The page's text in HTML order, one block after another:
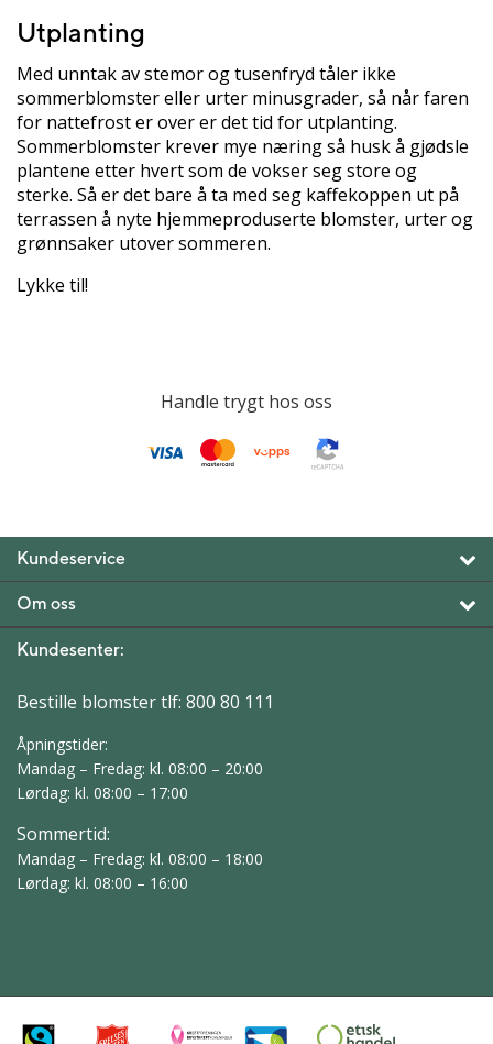
Utplanting
Med unntak av stemor og tusenfryd tåler ikke
sommerblomster eller urter minusgrader, så når faren
for nattefrost er over er det tid for utplanting.
Sommerblomster krever mye næring så husk å gjødsle
plantene etter hvert som de vokser seg store og
sterke. Så er det bare å ta med seg kaffekoppen ut på
terrassen å nyte hjemmeproduserte blomster, urter og
grønnsaker utover sommeren.
Lykke til!
Handle trygt hos oss
Kundeservice
Om oss
Kundesenter:
Bestille blomster tlf: 800 80 111
Åpningstider:
Mandag – Fredag: kl. 08:00 – 20:00
Lørdag: kl. 08:00 – 17:00
Sommertid:
Mandag – Fredag: kl. 08:00 – 18:00
Lørdag: kl. 08:00 – 16:00